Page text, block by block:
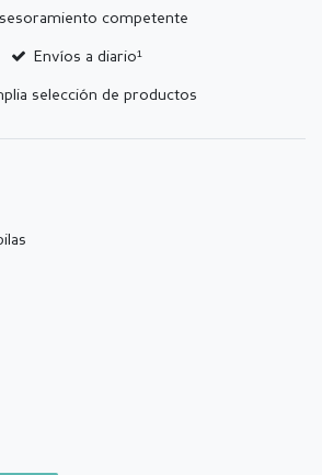
competente
Envíos a diario¹
selección de productos